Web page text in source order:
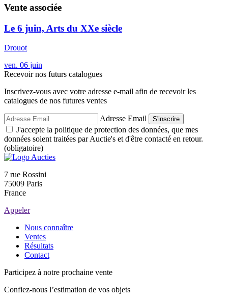
Vente associée
Le 6 juin, Arts du XXe siècle
Drouot
ven. 06 juin
Recevoir nos futurs catalogues
Inscrivez-vous avec votre adresse e-mail afin de recevoir les
catalogues de nos futures ventes
Adresse Email S'inscrire
J'accepte la politique de protection des données, que mes
données soient traitées par Auctie's et d'être contacté en retour.
(obligatoire)
7 rue Rossini
75009 Paris
France
Appeler
Nous connaître
Ventes
Résultats
Contact
Participez à notre prochaine vente
Confiez-nous l’estimation de vos objets